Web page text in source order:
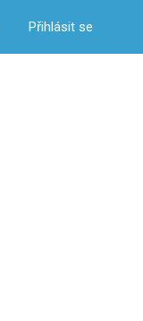
Přihlásit se